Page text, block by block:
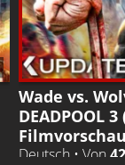
Wade vs.
DEADPOOL 3
Filmvorschau
Deutsch • Von